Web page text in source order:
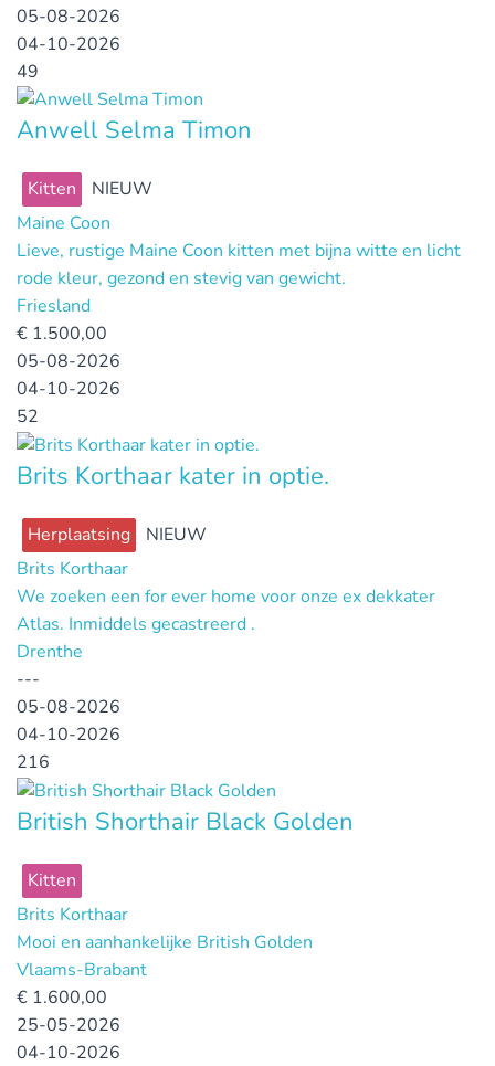
05-08-2026
04-10-2026
49
Anwell Selma Timon
Kitten
NIEUW
Maine Coon
Lieve, rustige Maine Coon kitten met bijna witte en licht
rode kleur, gezond en stevig van gewicht.
Friesland
€ 1.500,00
05-08-2026
04-10-2026
52
Brits Korthaar kater in optie.
Herplaatsing
NIEUW
Brits Korthaar
We zoeken een for ever home voor onze ex dekkater
Atlas. Inmiddels gecastreerd .
Drenthe
---
05-08-2026
04-10-2026
216
British Shorthair Black Golden
Kitten
Brits Korthaar
Mooi en aanhankelijke British Golden
Vlaams-Brabant
€ 1.600,00
25-05-2026
04-10-2026